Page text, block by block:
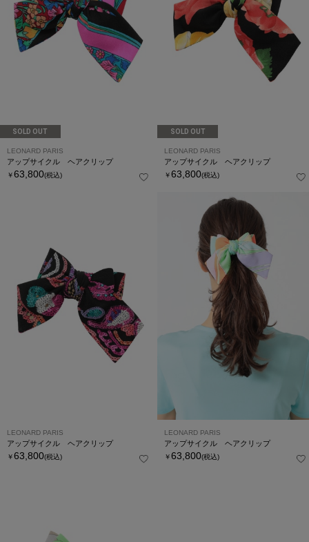
SOLD OUT
LEONARD PARIS
アップサイクル ヘアクリップ
￥63,800(税込)
SOLD OUT
LEONARD PARIS
アップサイクル ヘアクリップ
￥63,800(税込)
LEONARD PARIS
アップサイクル ヘアクリップ
￥63,800(税込)
LEONARD PARIS
アップサイクル ヘアクリップ
￥63,800(税込)